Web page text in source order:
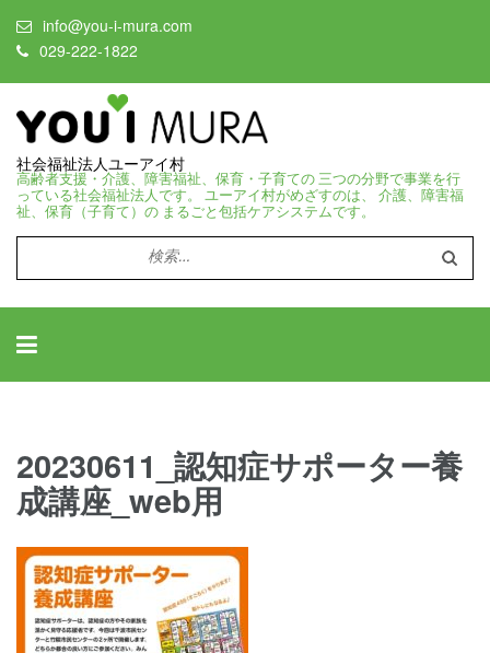
info@you-i-mura.com
029-222-1822
社会福祉法人ユーアイ村
高齢者支援・介護、障害福祉、保育・子育ての 三つの分野で事業を行
っている社会福祉法人です。 ユーアイ村がめざすのは、 介護、障害福
祉、保育（子育て）の まるごと包括ケアシステムです。
検
索:
20230611_認知症サポーター養
成講座_web用